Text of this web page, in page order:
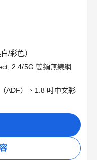
/彩色）
2.4/5G 雙頻無線網
ADF）、1.8 吋中文彩